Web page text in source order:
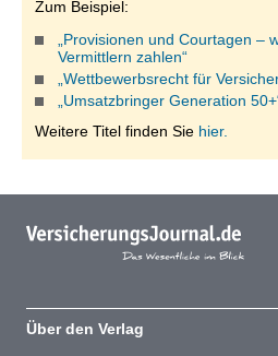
Zum Beispiel:
„Provisionen und Courtagen –
Vermittlern zahlen“
„Wettbewerbsrecht für
„Umsatzbringer Generation
Weitere Titel finden Sie hier.
Über den Verlag